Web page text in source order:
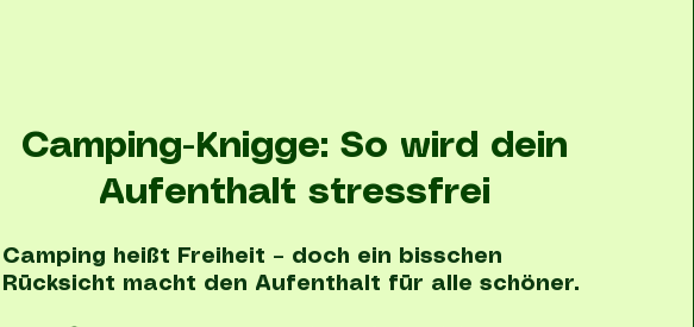
Camping-Knigge: So wird dein
Aufenthalt stressfrei
Camping heißt Freiheit – doch ein bisschen
Rücksicht macht den Aufenthalt für alle schöner.